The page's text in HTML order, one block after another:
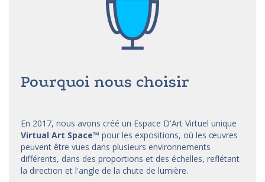
Pourquoi nous choisir
En 2017, nous avons créé un Espace D'Art Virtuel unique
Virtual Art Space™ pour les expositions, où les œuvres
peuvent être vues dans plusieurs environnements
différents, dans des proportions et des échelles, reflétant
la direction et l'angle de la chute de lumière.